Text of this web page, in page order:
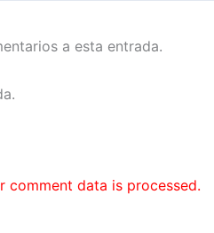
a esta entrada.
comment data is processed.